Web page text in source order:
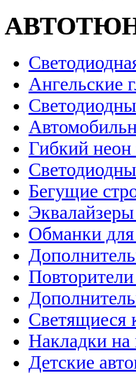
Ангельские
Гибкий
Бегущие
Обманки для
Светящиеся
Накладки на
Детские